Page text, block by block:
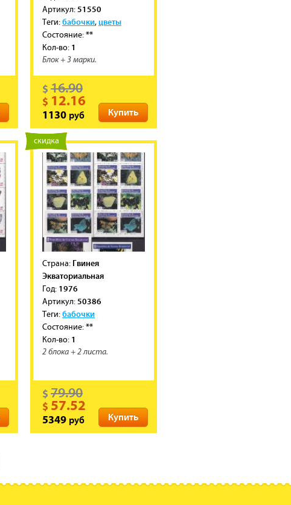
Артикул:51550
Теги:бабочки,цветы
Состояние:**
Кол-во: 1
Блок + 3 марки.
Купить
$ 16.90
$ 12.16
1130 руб
новинка
скидка
Cтрана: Гвинея
Экваториальная
Год: 1976
Артикул: 50386
Теги:бабочки
Состояние:**
Кол-во: 1
2 блока + 2 листа.
Купить
$ 79.90
$ 57.52
5349 руб